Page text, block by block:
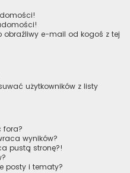
obraźliwy e-mail od kogoś z tej
użytkowników z listy
fora?
wyników?
pustą stronę?!
posty i tematy?